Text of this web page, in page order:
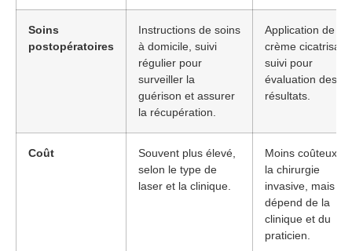
Soins
postopératoires
Instructions de soins
à domicile, suivi
régulier pour
surveiller la
guérison et assurer
la récupération.
Application de
crème
suivi pour
évaluation des
résultats.
Coût
Souvent plus élevé,
selon le type de
laser et la clinique.
Moins coûteux
la chirurgie
invasive, mais
dépend de la
clinique et du
praticien.